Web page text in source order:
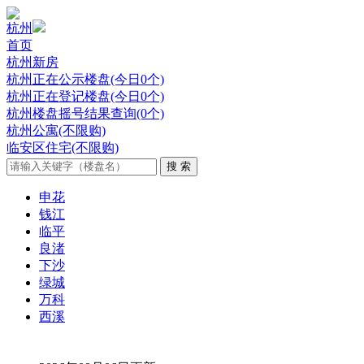
杭州
首页
杭州新房
杭州正在公示楼盘(今日0个)
杭州正在登记楼盘(今日0个)
杭州楼盘摇号结果查询(0个)
杭州公寓(不限购)
临安区住宅(不限购)
申花
钱江
临平
良渚
下沙
绿城
万科
西溪